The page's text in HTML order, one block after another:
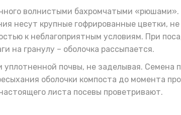
волнистыми бахромчатыми
несут крупные гофрированные цветки,
к неблагоприятным условиям. При
на гранулу – оболочка рассыпается.
почвы, не заделывая. Семена
оболочки компоста до момента
листа посевы проветривают.